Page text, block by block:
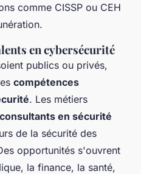
comme CISSP ou CEH
en cybersécurité
publics ou privés,
compétences
. Les métiers
consultants en sécurité
de la sécurité des
opportunités s'ouvrent
la finance, la santé,